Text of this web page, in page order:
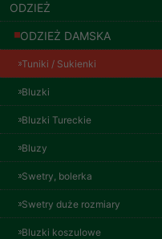
ODZIEŻ
ODZIEŻ DAMSKA
Tuniki / Sukienki
Bluzki
Bluzki Tureckie
Bluzy
Swetry, bolerka
Swetry duże rozmiary
Bluzki koszulowe